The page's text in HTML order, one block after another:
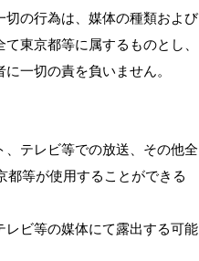
の行為は、媒体の種類および
東京都等に属するものとし、
一切の責を負いません。
テレビ等での放送、その他全
都等が使用することができる
ビ等の媒体にて露出する可能